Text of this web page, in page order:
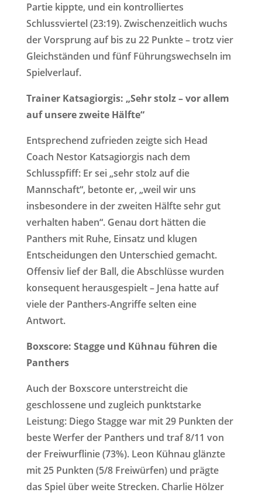
Partie kippte, und ein kontrolliertes
Schlussviertel (23:19). Zwischenzeitlich wuchs
der Vorsprung auf bis zu 22 Punkte – trotz vier
Gleichständen und fünf Führungswechseln im
Spielverlauf.
Trainer Katsagiorgis: „Sehr stolz – vor allem
auf unsere zweite Hälfte“
Entsprechend zufrieden zeigte sich Head
Coach Nestor Katsagiorgis nach dem
Schlusspfiff: Er sei „sehr stolz auf die
Mannschaft“, betonte er, „weil wir uns
insbesondere in der zweiten Hälfte sehr gut
verhalten haben“. Genau dort hätten die
Panthers mit Ruhe, Einsatz und klugen
Entscheidungen den Unterschied gemacht.
Offensiv lief der Ball, die Abschlüsse wurden
konsequent herausgespielt – Jena hatte auf
viele der Panthers-Angriffe selten eine
Antwort.
Boxscore: Stagge und Kühnau führen die
Panthers
Auch der Boxscore unterstreicht die
geschlossene und zugleich punktstarke
Leistung: Diego Stagge war mit 29 Punkten der
beste Werfer der Panthers und traf 8/11 von
der Freiwurflinie (73%). Leon Kühnau glänzte
mit 25 Punkten (5/8 Freiwürfen) und prägte
das Spiel über weite Strecken. Charlie Hölzer